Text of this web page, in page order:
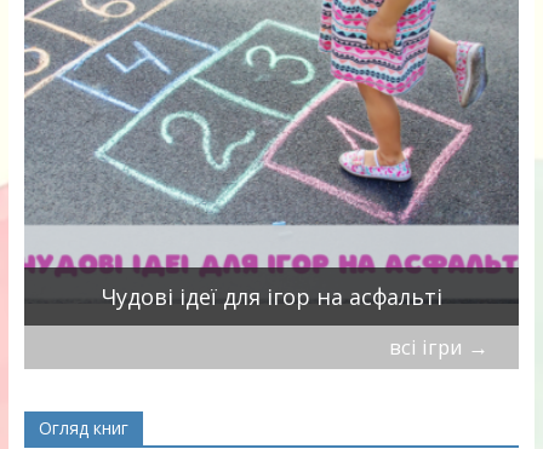
Чудові ідеї для ігор на асфальті
всі ігри →
Огляд книг